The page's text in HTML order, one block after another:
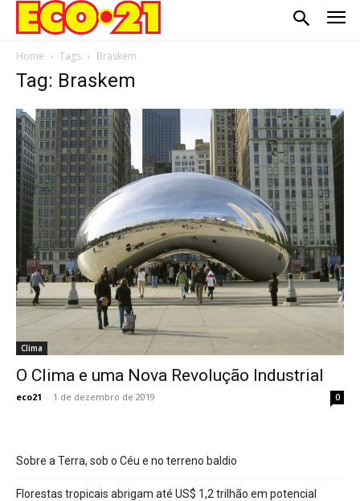
Home Tags Braskem
Tag: Braskem
Clima
O Clima e uma Nova Revolução Industrial
eco21 - 1 de dezembro de 2019 0
Sobre a Terra, sob o Céu e no terreno baldio
Florestas tropicais abrigam até US$ 1,2 trilhão em potencial